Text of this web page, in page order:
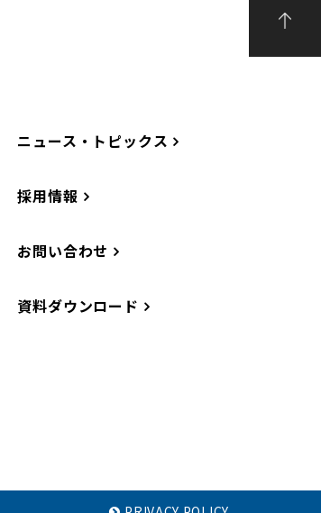
ニュース・トピックス
採用情報
お問い合わせ
資料ダウンロード